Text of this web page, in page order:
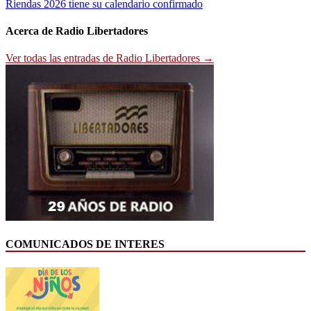
entradas
Riendas 2026 tiene su calendario confirmado
Acerca de Radio Libertadores
Ver todas las entradas de Radio Libertadores →
COMUNICADOS DE INTERES